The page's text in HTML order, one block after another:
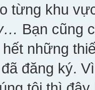
từng khu
Bạn cũng
những
đăng ký.